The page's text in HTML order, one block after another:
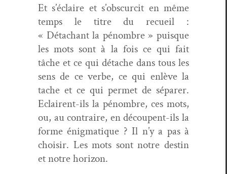
Et s’éclaire et s’obscurcit en même
temps le titre du recueil :
« Détachant la pénom­bre » puisque
les mots sont à la fois ce qui fait
tâche et ce qui détache dans tous les
sens de ce verbe, ce qui enlève la
tache et ce qui per­met de sépar­er.
Eclairent-ils la pénom­bre, ces mots,
ou, au con­traire, en découpent-ils la
forme énig­ma­tique ? Il n’y a pas à
choisir. Les mots sont notre des­tin
et notre horizon.